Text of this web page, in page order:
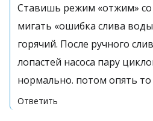
Ставишь режим «отжим»
мигать «ошибка слива
горячий. После ручного
лопастей насоса пару
нормально. потом опять то
Ответить